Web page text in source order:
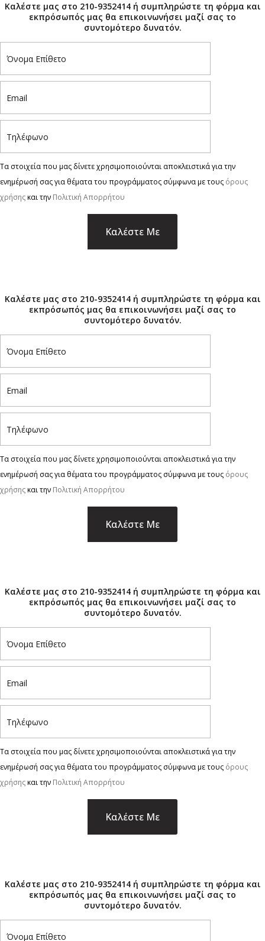
Καλέστε μας στο 210-9352414 ή συμπληρώστε τη φόρμα και
εκπρόσωπός μας θα επικοινωνήσει μαζί σας το
συντομότερο δυνατόν.
Τα στοιχεία που μας δίνετε χρησιμοποιούνται αποκλειστικά για την
ενημέρωσή σας για θέματα του προγράμματος σύμφωνα με τους όρους
χρήσηςκαι την Πολιτική Απορρήτου
Καλέστε μας στο 210-9352414 ή συμπληρώστε τη φόρμα και
εκπρόσωπός μας θα επικοινωνήσει μαζί σας το
συντομότερο δυνατόν.
Τα στοιχεία που μας δίνετε χρησιμοποιούνται αποκλειστικά για την
ενημέρωσή σας για θέματα του προγράμματος σύμφωνα με τους όρους
χρήσηςκαι την Πολιτική Απορρήτου
Καλέστε μας στο 210-9352414 ή συμπληρώστε τη φόρμα και
εκπρόσωπός μας θα επικοινωνήσει μαζί σας το
συντομότερο δυνατόν.
Τα στοιχεία που μας δίνετε χρησιμοποιούνται αποκλειστικά για την
ενημέρωσή σας για θέματα του προγράμματος σύμφωνα με τους όρους
χρήσηςκαι την Πολιτική Απορρήτου
Καλέστε μας στο 210-9352414 ή συμπληρώστε τη φόρμα και
εκπρόσωπός μας θα επικοινωνήσει μαζί σας το
συντομότερο δυνατόν.